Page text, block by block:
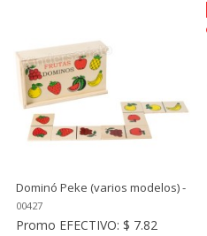
Dominó Peke (varios modelos) -
Fichas y caja de madera
00427
Promo EFECTIVO: $ 7.82